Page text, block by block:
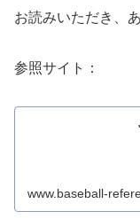
お読みいただき、
参照サイト：
www.baseball-